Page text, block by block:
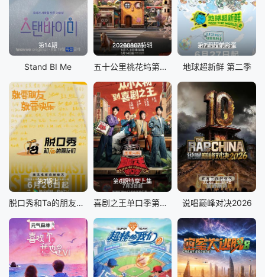
第14期
Stand BI Me
20260807特辑
五十公里桃花坞第6季
第7期超前彩蛋
地球超新鲜 第二季
第7期上
脱口秀和Ta的朋友们 第三季
第6期纯享上集
喜剧之王单口季第三季
我要上巅峰
说唱巅峰对决2026